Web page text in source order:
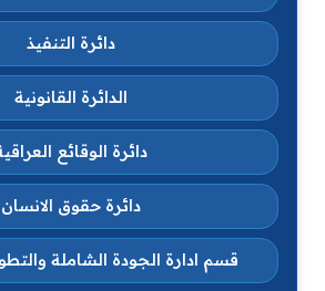
دائرة التنفيذ
الدائرة القانونية
دائرة الوقائع
دائرة حقوق الانسان
قسم ادارة الجودة الشاملة